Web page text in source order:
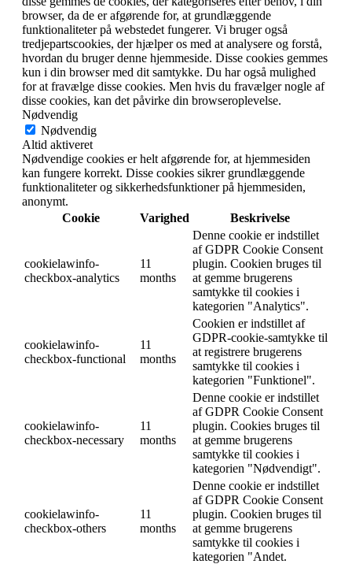
browser, da de er afgørende for, at grundlæggende
funktionaliteter på webstedet fungerer. Vi bruger også
tredjepartscookies, der hjælper os med at analysere og forstå,
hvordan du bruger denne hjemmeside. Disse cookies gemmes
kun i din browser med dit samtykke. Du har også mulighed
for at fravælge disse cookies. Men hvis du fravælger nogle af
disse cookies, kan det påvirke din browseroplevelse.
Nødvendig
Nødvendig
Altid aktiveret
Nødvendige cookies er helt afgørende for, at hjemmesiden
kan fungere korrekt. Disse cookies sikrer grundlæggende
funktionaliteter og sikkerhedsfunktioner på hjemmesiden,
anonymt.
Cookie
Varighed Beskrivelse
cookielawinfo-
checkbox-analytics
11
months
Denne cookie er indstillet
af GDPR Cookie Consent
plugin. Cookien bruges til
at gemme brugerens
samtykke til cookies i
kategorien "Analytics".
cookielawinfo-
checkbox-functional
11
months
Cookien er indstillet af
GDPR-cookie-samtykke til
at registrere brugerens
samtykke til cookies i
kategorien "Funktionel".
cookielawinfo-
checkbox-necessary
11
months
Denne cookie er indstillet
af GDPR Cookie Consent
plugin. Cookies bruges til
at gemme brugerens
samtykke til cookies i
kategorien "Nødvendigt".
cookielawinfo-
checkbox-others
11
months
Denne cookie er indstillet
af GDPR Cookie Consent
plugin. Cookien bruges til
at gemme brugerens
samtykke til cookies i
kategorien "Andet.